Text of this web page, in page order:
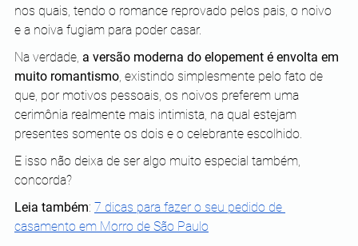
nos quais, tendo o romance reprovado pelos pais, o noivo
e a noiva fugiam para poder casar.
Na verdade, a versão moderna do elopement é envolta em
muito romantismo , existindo simplesmente pelo fato de
que, por motivos pessoais, os noivos preferem uma
cerimônia realmente mais intimista, na qual estejam
presentes somente os dois e o celebrante escolhido.
E isso não deixa de ser algo muito especial também,
concorda?
Leia também: 7 dicas para fazer o seu pedido de
casamento em Morro de São Paulo